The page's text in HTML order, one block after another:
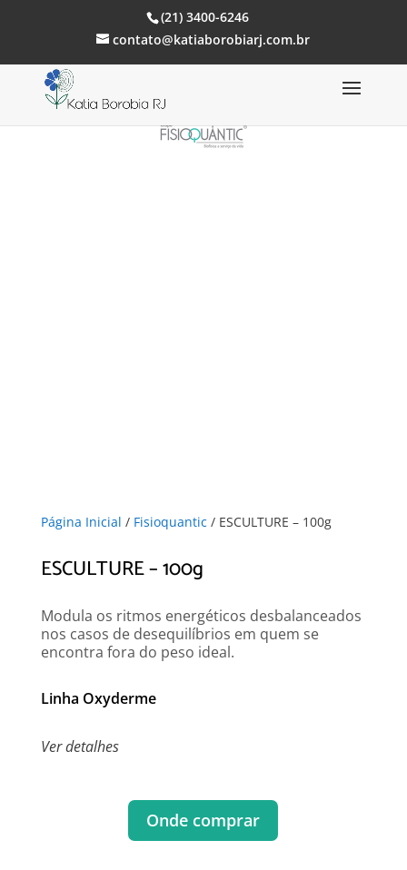
(21) 3400-6246
contato@katiaborobiarj.com.br
Página Inicial / Fisioquantic / ESCULTURE – 100g
ESCULTURE – 100g
Modula os ritmos energéticos desbalanceados
nos casos de desequilíbrios em quem se
encontra fora do peso ideal.
Linha Oxyderme
Ver detalhes
Onde comprar